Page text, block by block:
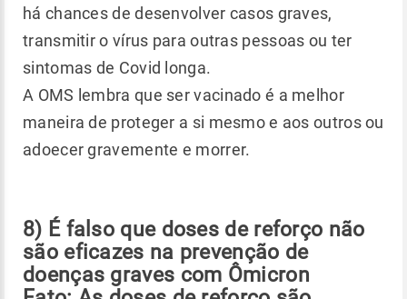
há chances de desenvolver casos graves,
transmitir o vírus para outras pessoas ou ter
sintomas de Covid longa.
A OMS lembra que ser vacinado é a melhor
maneira de proteger a si mesmo e aos outros ou
adoecer gravemente e morrer.
8) É falso que doses de reforço não
são eficazes na prevenção de
doenças graves com Ômicron